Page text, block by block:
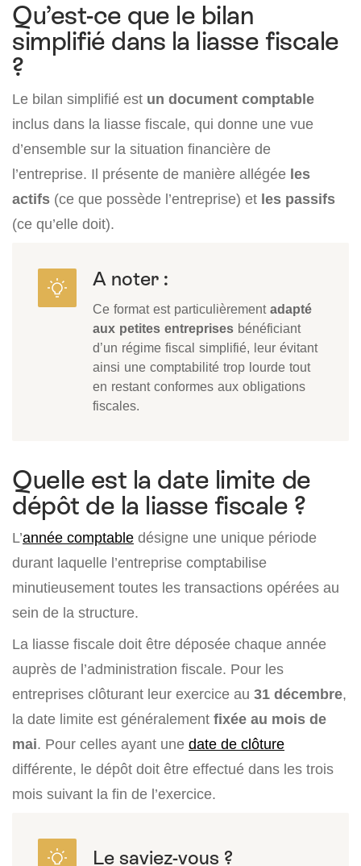
Qu’est-ce que le bilan
simplifié dans la liasse fiscale
?
Le bilan simplifié est un document comptable
inclus dans la liasse fiscale, qui donne une vue
d’ensemble sur la situation financière de
l’entreprise. Il présente de manière allégée les
actifs (ce que possède l’entreprise) et les passifs
(ce qu’elle doit).
A noter :
Ce format est particulièrement adapté
aux petites entreprises bénéficiant
d’un régime fiscal simplifié, leur évitant
ainsi une comptabilité trop lourde tout
en restant conformes aux obligations
fiscales.
Quelle est la date limite de
dépôt de la liasse fiscale ?
L’année comptable désigne une unique période
durant laquelle l’entreprise comptabilise
minutieusement toutes les transactions opérées au
sein de la structure.
La liasse fiscale doit être déposée chaque année
auprès de l’administration fiscale. Pour les
entreprises clôturant leur exercice au 31 décembre,
la date limite est généralement fixée au mois de
mai. Pour celles ayant une date de clôture
différente, le dépôt doit être effectué dans les trois
mois suivant la fin de l’exercice.